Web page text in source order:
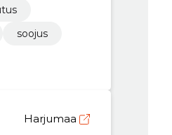
soojus
Harjumaa